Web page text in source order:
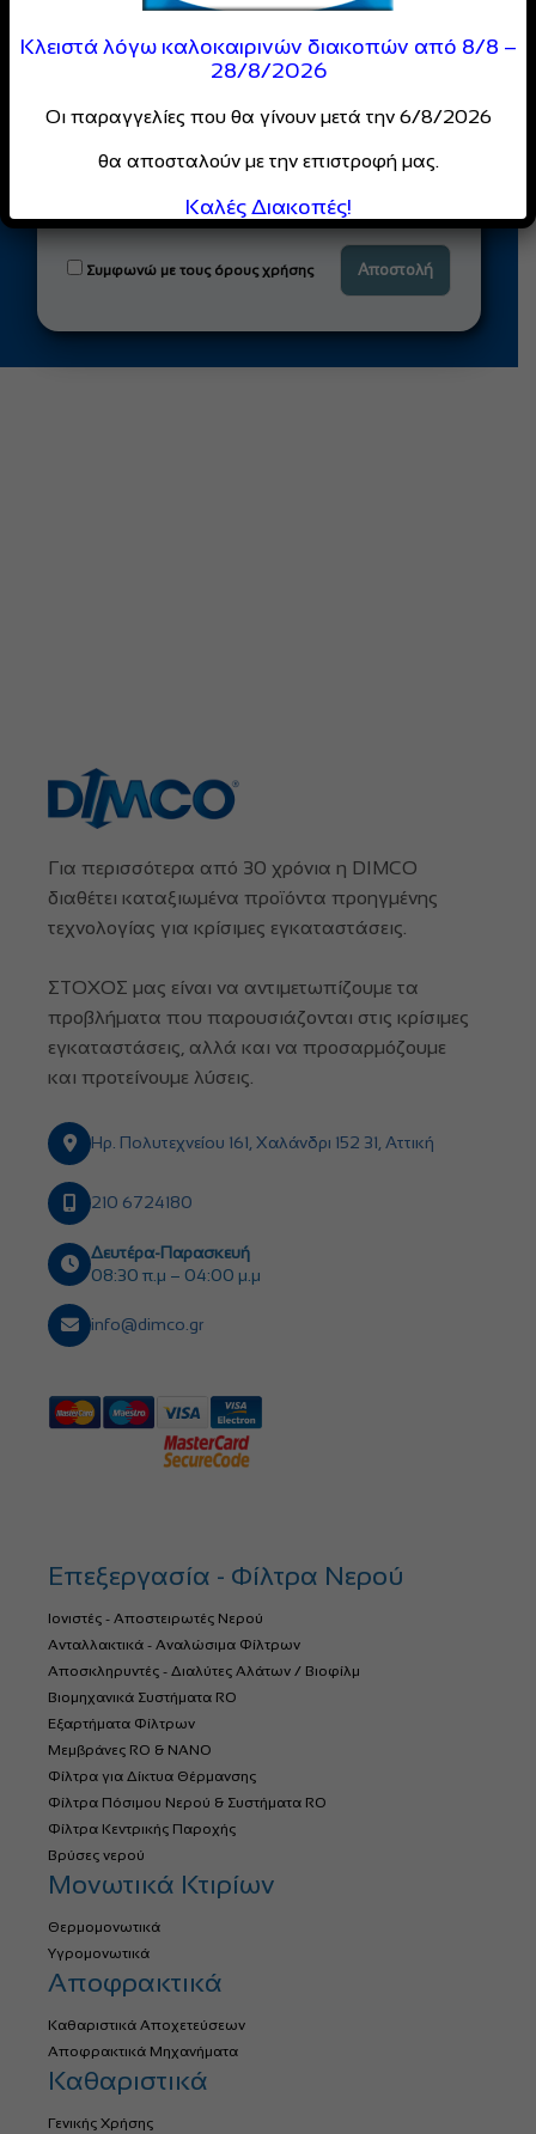
Συμφωνώ με τους όρους χρήσης
Για περισσότερα από 30 χρόνια η DIMCO
διαθέτει καταξιωμένα προϊόντα προηγμένης
τεχνολογίας για κρίσιμες εγκαταστάσεις.
ΣΤΟΧΟΣ μας είναι να αντιμετωπίζουμε τα
προβλήματα που παρουσιάζονται στις κρίσιμες
εγκαταστάσεις, αλλά και να προσαρμόζουμε
και προτείνουμε λύσεις.
Ηρ. Πολυτεχνείου 161, Χαλάνδρι 152 31, Αττική
210 6724180
Δευτέρα-Παρασκευή
08:30 π.μ – 04:00 μ.μ
info@dimco.gr
Επεξεργασία - Φίλτρα Νερού
Ιονιστές - Αποστειρωτές Νερού
Ανταλλακτικά - Αναλώσιμα Φίλτρων
Αποσκληρυντές - Διαλύτες Αλάτων / Βιοφίλμ
Βιομηχανικά Συστήματα RO
Εξαρτήματα Φίλτρων
Μεμβράνες RO & NANO
Φίλτρα για Δίκτυα Θέρμανσης
Φίλτρα Πόσιμου Νερού & Συστήματα RO
Φίλτρα Κεντρικής Παροχής
Βρύσες νερού
Μονωτικά Κτιρίων
Θερμομονωτικά
Υγρομονωτικά
Αποφρακτικά
Καθαριστικά Αποχετεύσεων
Αποφρακτικά Μηχανήματα
Καθαριστικά
Γενικής Χρήσης
Κλειστά λόγω καλοκαιρινών διακοπών από 8/8 –
28/8/2026
Οι παραγγελίες που θα γίνουν μετά την 6/8/2026
θα αποσταλούν με την επιστροφή μας.
Καλές Διακοπές!